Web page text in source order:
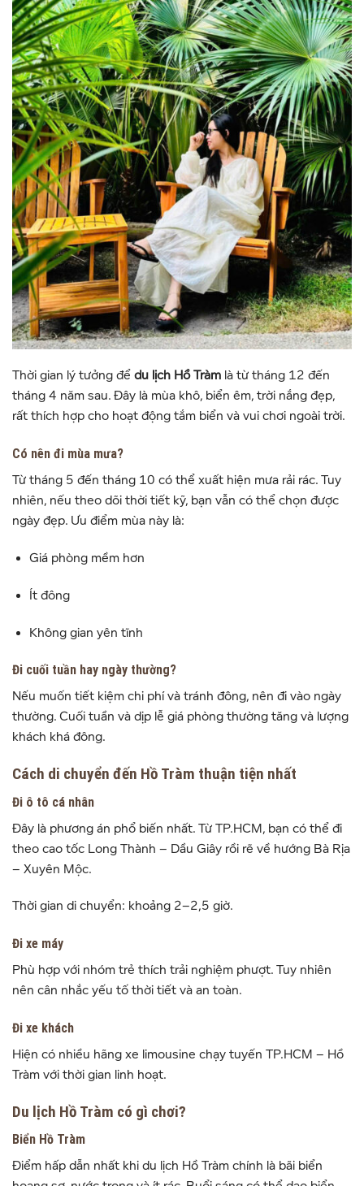
Thời gian lý tưởng để du lịch Hồ Tràm là từ tháng 12 đến
tháng 4 năm sau. Đây là mùa khô, biển êm, trời nắng đẹp,
rất thích hợp cho hoạt động tắm biển và vui chơi ngoài trời.
Có nên đi mùa mưa?
Từ tháng 5 đến tháng 10 có thể xuất hiện mưa rải rác. Tuy
nhiên, nếu theo dõi thời tiết kỹ, bạn vẫn có thể chọn được
ngày đẹp. Ưu điểm mùa này là:
Giá phòng mềm hơn
Ít đông
Không gian yên tĩnh
Đi cuối tuần hay ngày thường?
Nếu muốn tiết kiệm chi phí và tránh đông, nên đi vào ngày
thường. Cuối tuần và dịp lễ giá phòng thường tăng và lượng
khách khá đông.
Cách di chuyển đến Hồ Tràm thuận tiện nhất
Đi ô tô cá nhân
Đây là phương án phổ biến nhất. Từ TP.HCM, bạn có thể đi
theo cao tốc Long Thành – Dầu Giây rồi rẽ về hướng Bà Rịa
– Xuyên Mộc.
Thời gian di chuyển: khoảng 2–2,5 giờ.
Đi xe máy
Phù hợp với nhóm trẻ thích trải nghiệm phượt. Tuy nhiên
nên cân nhắc yếu tố thời tiết và an toàn.
Đi xe khách
Hiện có nhiều hãng xe limousine chạy tuyến TP.HCM – Hồ
Tràm với thời gian linh hoạt.
Du lịch Hồ Tràm có gì chơi?
Biển Hồ Tràm
Điểm hấp dẫn nhất khi du lịch Hồ Tràm chính là bãi biển